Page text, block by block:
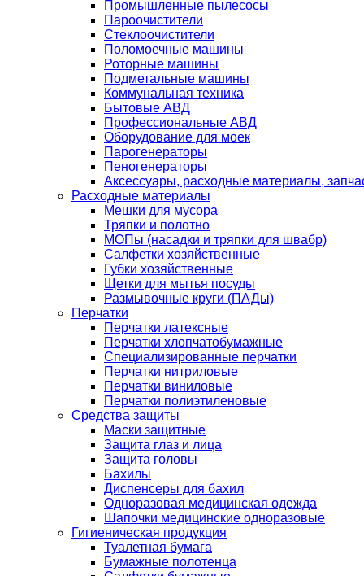
Промышленные пылесосы
Пароочистители
Стеклоочистители
Поломоечные машины
Роторные машины
Подметальные машины
Коммунальная техника
Бытовые АВД
Профессиональные АВД
Оборудование для моек
Парогенераторы
Пеногенераторы
Аксессуары, расходные материалы,
Расходные материалы
Мешки для мусора
Тряпки и полотно
МОПы (насадки и тряпки для швабр)
Салфетки хозяйственные
Губки хозяйственные
Щетки для мытья посуды
Размывочные круги (ПАДы)
Перчатки
Перчатки латексные
Перчатки хлопчатобумажные
Специализированные перчатки
Перчатки нитриловые
Перчатки виниловые
Перчатки полиэтиленовые
Средства защиты
Маски защитные
Защита глаз и лица
Защита головы
Бахилы
Диспенсеры для бахил
Одноразовая медицинская одежда
Шапочки медицинские одноразовые
Гигиеническая продукция
Туалетная бумага
Бумажные полотенца